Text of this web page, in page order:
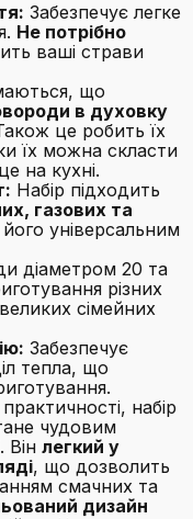
Забезпечує легке
Не потрібно
ваші страви
що
в духовку
це робить їх
їх можна скласти
на кухні.
Набір підходить
газових та
універсальним
діаметром 20 та
різних
сімейних
Забезпечує
тепла, що
набір
чудовим
Він легкий у
, що дозволить
смачних та
дизайн